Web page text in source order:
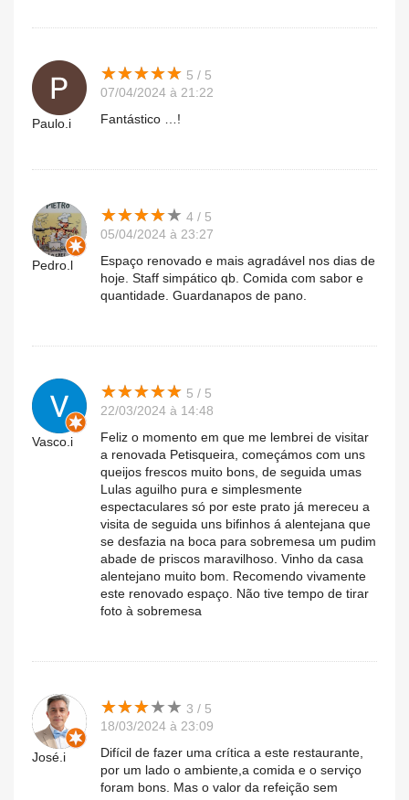
Paulo.i
★★★★★
★★★★★ 5 / 5
07/04/2024 à 21:22
Fantástico …!
Pedro.l
★★★★★
★★★★★ 4 / 5
05/04/2024 à 23:27
Espaço renovado e mais agradável nos dias de
hoje. Staff simpático qb. Comida com sabor e
quantidade. Guardanapos de pano.
Vasco.i
★★★★★
★★★★★ 5 / 5
22/03/2024 à 14:48
Feliz o momento em que me lembrei de visitar
a renovada Petisqueira, começámos com uns
queijos frescos muito bons, de seguida umas
Lulas aguilho pura e simplesmente
espectaculares só por este prato já mereceu a
visita de seguida uns bifinhos á alentejana que
se desfazia na boca para sobremesa um pudim
abade de priscos maravilhoso. Vinho da casa
alentejano muito bom. Recomendo vivamente
este renovado espaço. Não tive tempo de tirar
foto à sobremesa
José.i
★★★★★
★★★★★ 3 / 5
18/03/2024 à 23:09
Difícil de fazer uma crítica a este restaurante,
por um lado o ambiente,a comida e o serviço
foram bons. Mas o valor da refeição sem